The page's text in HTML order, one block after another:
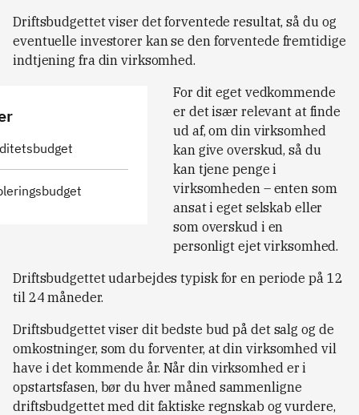
Driftsbudgettet viser det forventede resultat, så du og
eventuelle investorer kan se den forventede fremtidige
indtjening fra din virksomhed.
For dit eget vedkommende
er det især relevant at finde
ud af, om din virksomhed
kan give overskud, så du
kan tjene penge i
virksomheden – enten som
ansat i eget selskab eller
som overskud i en
personligt ejet virksomhed.
Driftsbudgettet udarbejdes typisk for en periode på 12
til 24 måneder.
Driftsbudgettet viser dit bedste bud på det salg og de
omkostninger, som du forventer, at din virksomhed vil
have i det kommende år. Når din virksomhed er i
opstartsfasen, bør du hver måned sammenligne
driftsbudgettet med dit faktiske regnskab og vurdere,